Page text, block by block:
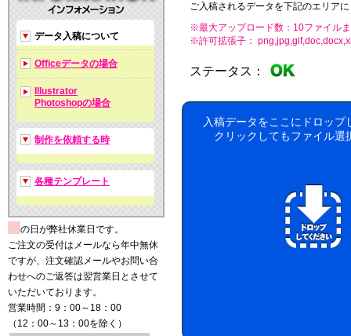
データ入稿について
Officeデータの場合
Illustrator
Photoshopの場合
制作を依頼する時
各種テンプレート
の日が弊社休業日です。
ご注文の受付はメールなら年中無休
ですが、注文確認メールやお問い合
わせへのご返答は翌営業日とさせて
いただいております。
営業時間：9：00～18：00
（12：00～13：00を除く）
ご入稿されるデータを下記のエリア
※最大アップロード数：10ファイル
※許可拡張子：
ステータス：
入稿データをここにドロップ
クリックしてもファイル選